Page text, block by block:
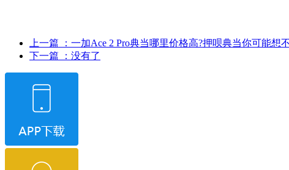
上一篇
：一加Ace 2 Pro典当哪里价格高?押呗典当你可能想
下一篇
：没有了